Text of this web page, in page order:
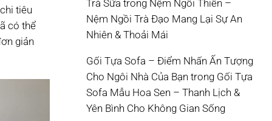
tiêu
có thể
giản
Trà Sữa trong Nệm Ngồi Thiền –
Nệm Ngồi Trà Đạo Mang Lại Sự An
Nhiên & Thoải Mái
Gối Tựa Sofa – Điểm Nhấn Ấn Tượng
Cho Ngôi Nhà Của Bạn trong Gối Tựa
Sofa Mẫu Hoa Sen – Thanh Lịch &
Yên Bình Cho Không Gian Sống